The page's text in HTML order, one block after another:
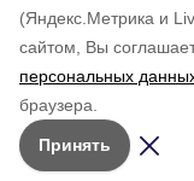
(Яндекс.Метрика и
сайтом, Вы
персональных
браузера.
Принять
по
5